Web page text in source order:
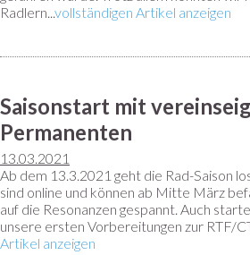
Radlern...vollständigen Artikel anzeigen
Saisonstart mit
Permanenten
13.03.2021
Ab dem 13.3.2021 geht die Rad-Saison
sind online und können ab Mitte März
auf die Resonanzen gespannt. Auch
unsere ersten Vorbereitungen zur RTF/
Artikel anzeigen